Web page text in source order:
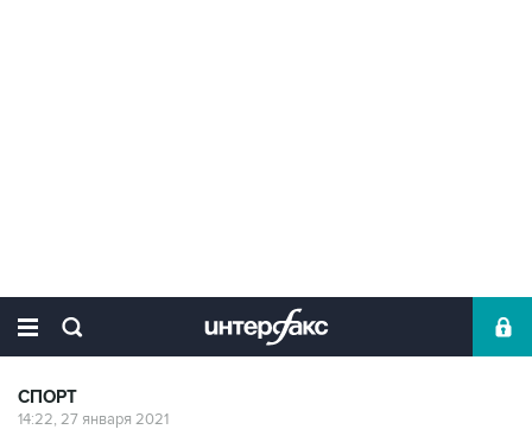
СПОРТ
14:22, 27 января 2021